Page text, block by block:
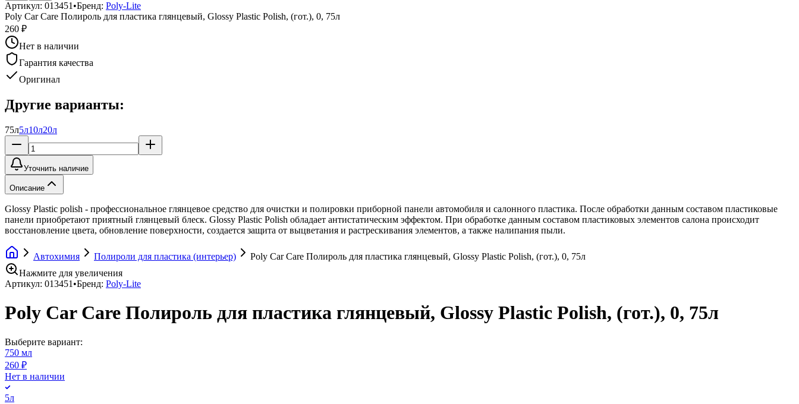
Артикул: 013451 •Бренд: Poly-Lite
Poly Car Care Полироль для пластика глянцевый, Glossy Plastic Polish, (гот.), 0, 75л
260 ₽
Нет в наличии
Гарантия качества
Оригинал
Другие варианты:
75л5л10л20л
Уточнить наличие
Описание
Glossy Plastic polish - профессиональное глянцевое средство для очистки и полировки приборной панели автомобиля и салонного пластика. После обработки данным составом пластиковые
панели приобретают приятный глянцевый блеск. Glossy Plastic Polish обладает антистатическим эффектом. При обработке данным составом пластиковых элементов салона происходит
восстановление цвета, обновление поверхности, создается защита от выцветания и растрескивания элементов, а также налипания пыли.
Автохимия Полироли для пластика (интерьер)
Poly Car Care Полироль для пластика глянцевый, Glossy Plastic Polish, (гот.), 0, 75л
Нажмите для увеличения
Артикул: 013451 •Бренд: Poly-Lite
Poly Car Care Полироль для пластика глянцевый, Glossy Plastic Polish, (гот.), 0, 75л
Выберите вариант:
750 мл
260 ₽
Нет в наличии
5л